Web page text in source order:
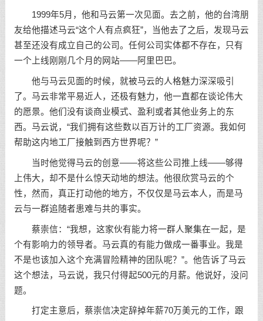
1999年5月，他和马云第一次见面。去之前，他的台湾朋
友给他描述马云“这个人有点疯狂”，当他去了之后，发现马云
甚至还没有成立自己的公司。任何公司实体都不存在，只有
一个上线刚刚几个月的网站——阿里巴巴。
他与马云见面的时候，就被马云的人格魅力深深吸引
了。马云非常平易近人，还极有魅力，他一直都在谈论伟大
的愿景。他们没有谈商业模式、盈利或者其他业务上的东
西。马云说，“我们拥有这些数以百万计的工厂资源。我如何
帮助这内地工厂接触到西方世界呢？”
当时他觉得马云的创意——将这些公司推上线——够得
上伟大，却不是什么惊天动地的想法。他很欣赏马云的个
性，然而，真正打动他的地方，不仅仅是马云本人，而是马
云与一群追随者患难与共的事实。
蔡崇信：“我想，这家伙有能力将一群人聚集在一起，是
个有影响力的领导者。马云真的有能力做成一番事业。我是
不是也该加入这个充满冒险精神的团队呢？”。他告诉了马云
这个想法，马云说，我只付得起500元的月薪。他说好，没问
题。
打定主意后，蔡崇信决定辞掉年薪70万美元的工作，跟